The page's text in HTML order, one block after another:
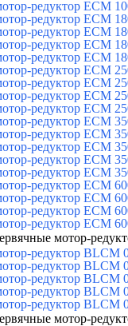
редуктор ECM
редуктор ECM
редуктор ECM
редуктор ECM
редуктор ECM
редуктор ECM
редуктор ECM
редуктор ECM
редуктор ECM
редуктор ECM
редуктор ECM
редуктор ECM
редуктор ECM
редуктор ECM
редуктор ECM
редуктор ECM
редуктор ECM
редуктор ECM
мотор-
редуктор BLCM
редуктор BLCM
редуктор BLCM
редуктор BLCM
редуктор BLCM
мотор-